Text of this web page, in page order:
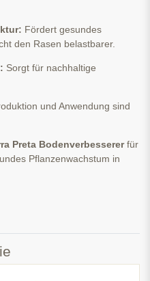
Fördert gesundes
den Rasen belastbarer.
Sorgt für nachhaltige
und Anwendung sind
Preta Bodenverbessererfür
Pflanzenwachstum in